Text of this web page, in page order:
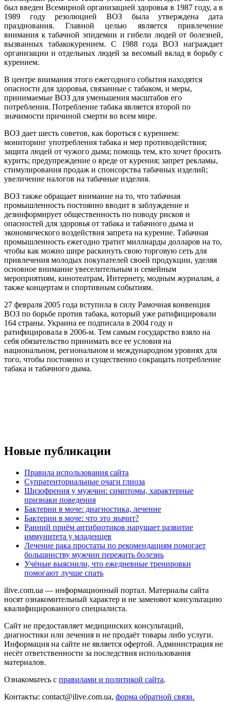
был введен Всемирной организацией здоровья в 1987 году, а в
1989 году резолюцией ВОЗ была утверждена дата
празднования. Главной целью является привлечение
внимания к табачной эпидемии и гибели людей от болезней,
вызванных табакокурением. С 1988 года ВОЗ награждает
организации и отдельных людей за весомый вклад в борьбу с
курением.
В центре внимания этого ежегодного события находятся
опасности для здоровья, связанные с табаком, и меры,
принимаемые ВОЗ для уменьшения масштабов его
потребления. Потребление табака является второй по
значимости причиной смерти во всем мире.
ВОЗ дает шесть советов, как бороться с курением:
мониторинг употребления табака и мер противодействия;
защита людей от чужого дыма; помощь тем, кто хочет бросить
курить; предупреждение о вреде от курения; запрет рекламы,
стимулирования продаж и спонсорства табачных изделий;
увеличение налогов на табачные изделия.
ВОЗ также обращает внимание на то, что табачная
промышленность постоянно вводит в заблуждение и
дезинформирует общественность по поводу рисков и
опасностей для здоровья от табака и табачного дыма и
экономического воздействия запрета на курение. Табачная
промышленность ежегодно тратит миллиарды долларов на то,
чтобы как можно шире раскинуть свою торговую сеть для
привлечения молодых покупателей своей продукции, уделяя
основное внимание увеселительным и семейным
мероприятиям, кинотеатрам, Интернету, модным журналам, а
также концертам и спортивным событиям.
27 февраля 2005 года вступила в силу Рамочная конвенция
ВОЗ по борьбе против табака, который уже ратифицировали
164 страны. Украина ее подписала в 2004 году и
ратифицировала в 2006-м. Тем самым государство взяло на
себя обязательство принимать все ее условия на
национальном, региональном и международном уровнях для
того, чтобы постоянно и существенно сокращать потребление
табака и табачного дыма.
Новые публикации
Правила использования сайта
Супратенториальные очаги глиоза
Шизофрения у мужчин: симптомы, характерные
признаки поведения
Бактерии в моче: диагностика, лечение
Бактерии в моче: что это значит?
Ранний приём антибиотиков нарушает развитие
иммунитета у младенцев
Лечение рака простаты по рекомендациям помогает
большинству мужчин пережить болезнь
Учёные выяснили, что ежедневные тренировки
помогают лучше спать
ilive.com.ua — информационный портал. Материалы сайта
носят ознакомительный характер и не заменяют консультацию
квалифицированного специалиста.
Сайт не предоставляет медицинских консультаций,
диагностики или лечения и не продаёт товары либо услуги.
Информация на сайте не является офертой. Администрация не
несёт ответственности за последствия использования
материалов.
Ознакомьтесь с правилами и политикой сайта.
Контакты: contact@ilive.com.ua, форма обратной связи.